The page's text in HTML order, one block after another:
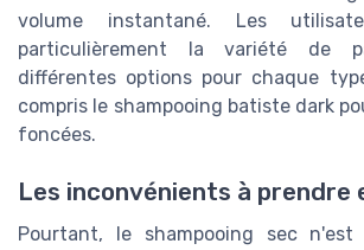
volume instantané. Les
particulièrement la variété de
différentes options pour chaque
compris le shampooing batiste dark
foncées.
Les inconvénients à prendre
Pourtant, le shampooing sec